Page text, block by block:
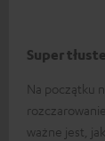
Super
Na początku
ważne jest,